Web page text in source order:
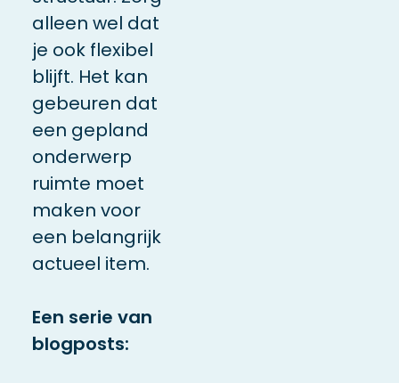
alleen wel dat
je ook flexibel
blijft. Het kan
gebeuren dat
een gepland
onderwerp
ruimte moet
maken voor
een belangrijk
actueel item.
Een serie van
blogposts: